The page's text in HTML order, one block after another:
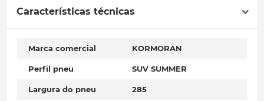
Características técnicas
Marca comercial KORMORAN
Perfil pneu SUV SUMMER
Largura do pneu 285